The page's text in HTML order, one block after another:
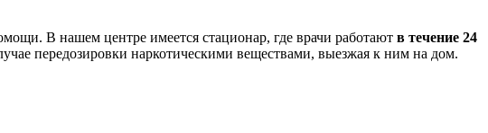
В нашем центре имеется стационар, где врачи работают в течение 24
передозировки наркотическими веществами, выезжая к ним на дом.